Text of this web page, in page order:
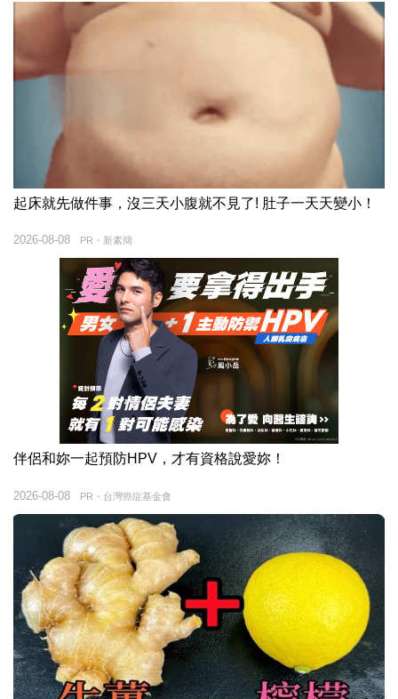
起床就先做件事，沒三天小腹就不見了! 肚子一天天變小！
PR・新素簡
2026-08-08
伴侶和妳一起預防HPV，才有資格說愛妳！
PR・台灣癌症基金會
2026-08-08